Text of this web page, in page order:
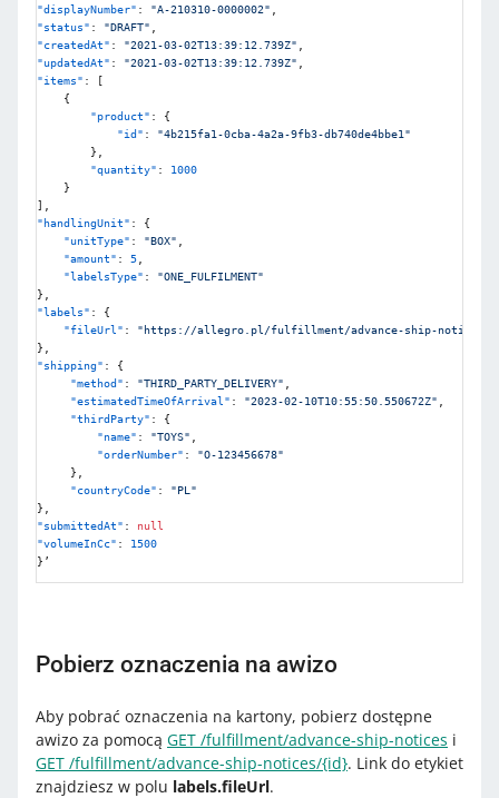
"displayNumber" : "A-210310-0000002"
"status" : "DRAFT"
"createdAt" : "2021-03-02T13:39:12.739Z"
"updatedAt" : "2021-03-02T13:39:12.739Z"
"items" :
[
{
"product" :
{
"id" :
"4b215fa1-0cba-4a2a-9fb3-db740de4bbe1"
}
"quantity" :
1000
}
]
"handlingUnit" :
{
"unitType" : "BOX"
"amount" : 5
"labelsType" :
"ONE_FULFILMENT"
}
"labels" :
{
"fileUrl" :
"https://allegro.pl/fulfillment/advance-ship-notices/
}
"shipping" :
{
"method" : "THIRD_PARTY_DELIVERY"
"estimatedTimeOfArrival" : "2023-02-10T10:55:50.550672Z"
"thirdParty" :
{
"name" : "TOYS"
"orderNumber" :
"O-123456678"
}
"countryCode" :
"PL"
}
"submittedAt" :
null
"volumeInCc" :
1500
} ’
Pobierz oznaczenia na awizo
Aby pobrać oznaczenia na kartony, pobierz dostępne
awizo za pomocą GET /fulfillment/advance-ship-notices i
GET /fulfillment/advance-ship-notices/{id}. Link do etykiet
znajdziesz w polu labels.fileUrl.